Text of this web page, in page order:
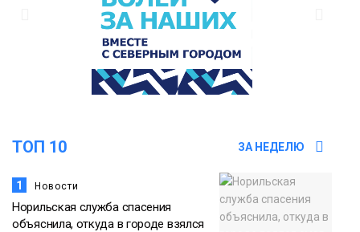
Предстоящие выходные в Норильске
будут зябкими, пасмурными и
дождливыми
07 августа
Общество
из исправительного центра
ТОП 10 ЗА НЕДЕЛЮ
1 Новости
Норильская служба спасения
объяснила, откуда в городе взялся